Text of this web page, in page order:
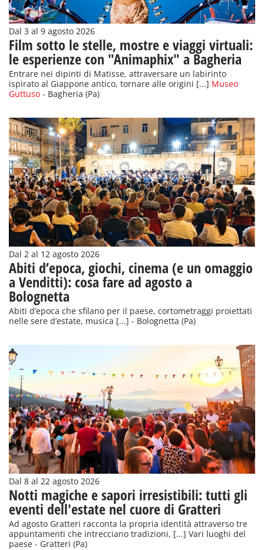
Dal 3 al 9 agosto 2026
Film sotto le stelle, mostre e viaggi virtuali:
le esperienze con "Animaphix" a Bagheria
Entrare nei dipinti di Matisse, attraversare un labirinto
ispirato al Giappone antico, tornare alle origini [...] Museo
Guttuso - Bagheria (Pa)
Dal 2 al 12 agosto 2026
Abiti d’epoca, giochi, cinema (e un omaggio
a Venditti): cosa fare ad agosto a
Bolognetta
Abiti d’epoca che sfilano per il paese, cortometraggi proiettati
nelle sere d’estate, musica [...] - Bolognetta (Pa)
Dal 8 al 22 agosto 2026
Notti magiche e sapori irresistibili: tutti gli
eventi dell'estate nel cuore di Gratteri
Ad agosto Gratteri racconta la propria identità attraverso tre
appuntamenti che intrecciano tradizioni, [...] Vari luoghi del
paese - Gratteri (Pa)